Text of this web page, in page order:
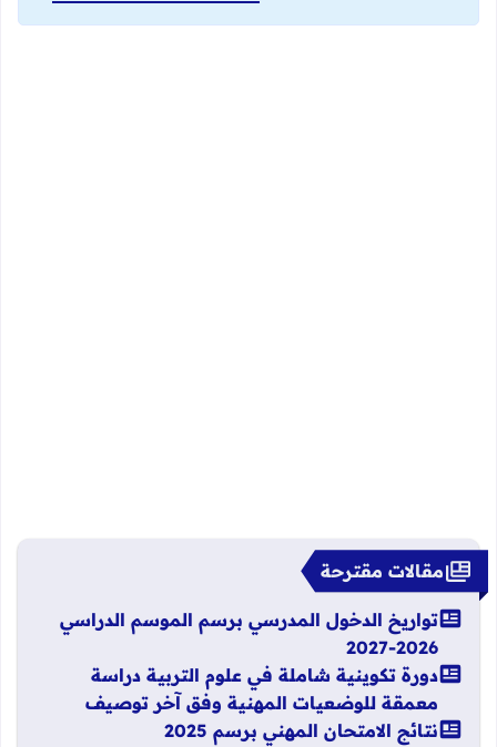
مقالات مقترحة
تواريخ الدخول المدرسي برسم الموسم الدراسي
2026-2027
دورة تكوينية شاملة في علوم التربية دراسة
معمقة للوضعيات المهنية وفق آخر توصيف
نتائج الامتحان المهني برسم 2025